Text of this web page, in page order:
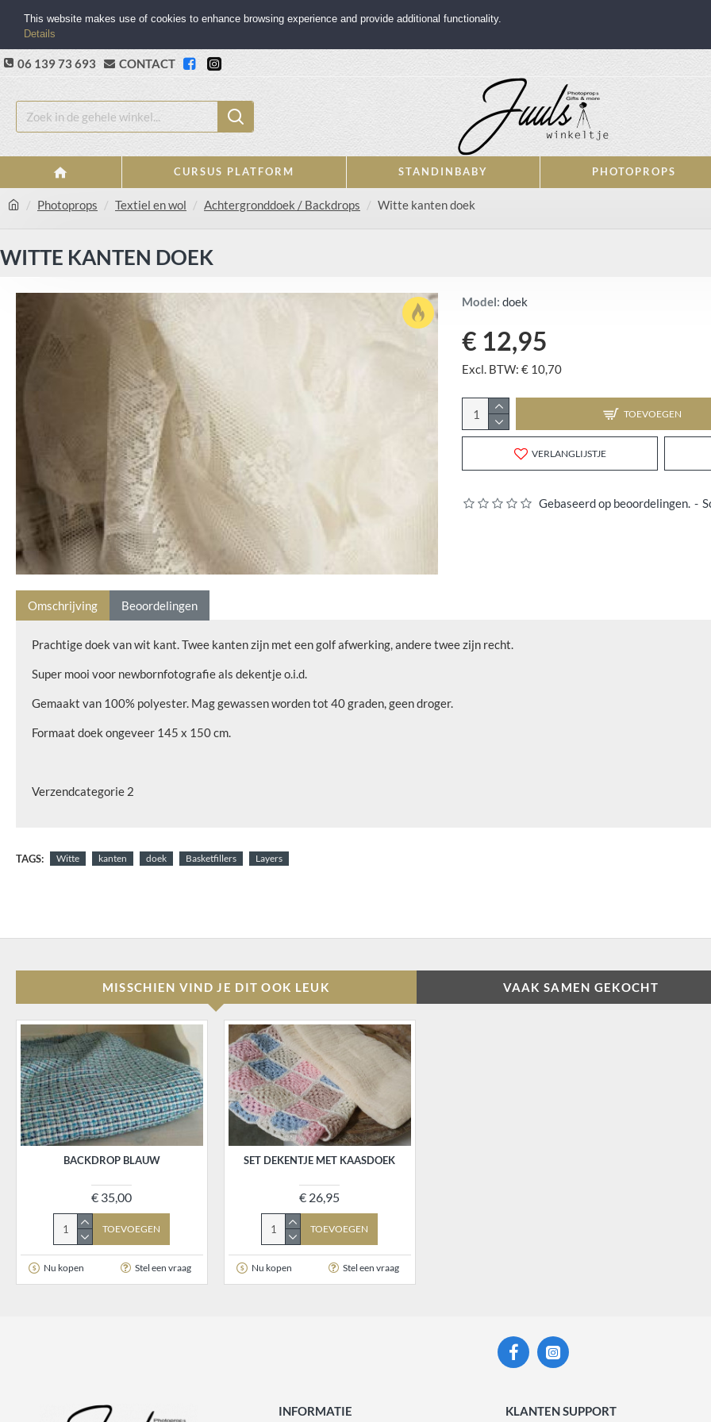
06 139 73 693 CONTACT
CURSUS PLATFORM STANDINBABY PHOTOPROPS
Photoprops Textiel en wol Achtergronddoek / Backdrops Witte kanten doek
WITTE KANTEN DOEK
Model: doek
Gebaseerd op beoordelingen. -
€ 12,95
Excl. BTW: € 10,70
TOEVOEGEN
VERLANGLIJSTJE
Omschrijving Beoordelingen
Prachtige doek van wit kant. Twee kanten zijn met een golf afwerking, andere twee zijn recht.
Super mooi voor newbornfotografie als dekentje o.i.d.
Gemaakt van 100% polyester. Mag gewassen worden tot 40 graden, geen droger.
Formaat doek ongeveer 145 x 150 cm.
Verzendcategorie 2
TAGS: Witte kanten doek Basketfillers Layers
MISSCHIEN VIND JE DIT OOK LEUK VAAK SAMEN GEKOCHT
BACKDROP BLAUW
€ 35,00
TOEVOEGEN
Nu kopen Stel een vraag
SET DEKENTJE MET KAASDOEK
€ 26,95
TOEVOEGEN
Nu kopen Stel een vraag
INFORMATIE KLANTEN SUPPORT
This website makes use of cookies to enhance browsing experience and provide additional functionality.
Details